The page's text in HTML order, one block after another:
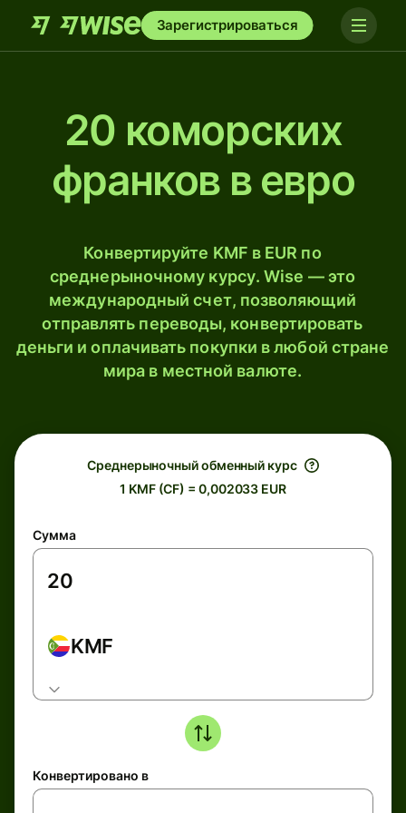
Зарегистрироваться
20 коморских
франков в евро
Конвертируйте KMF в EUR по
среднерыночному курсу. Wise — это
международный счет, позволяющий
отправлять переводы, конвертировать
деньги и оплачивать покупки в любой стране
мира в местной валюте.
Среднерыночный обменный курс
1 KMF (CF) = 0,002033 EUR
Сумма
KMF
Конвертировано в